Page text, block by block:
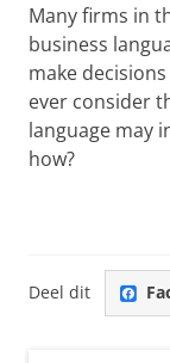
Many firms in
business
make
ever consider
language may
how?
Deel dit